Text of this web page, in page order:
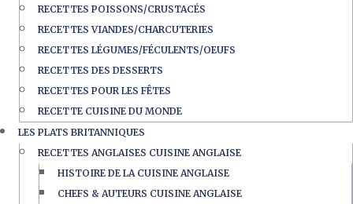
RECETTES POISSONS/CRUSTACÉS
RECETTES VIANDES/CHARCUTERIES
RECETTES LÉGUMES/FÉCULENTS/OEUFS
RECETTES DES DESSERTS
RECETTES POUR LES FÊTES
RECETTE CUISINE DU MONDE
LES PLATS BRITANNIQUES
RECETTES ANGLAISES CUISINE ANGLAISE
HISTOIRE DE LA CUISINE ANGLAISE
CHEFS & AUTEURS CUISINE ANGLAISE